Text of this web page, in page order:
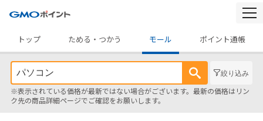
トップ
ためる・つかう モール ポイント通帳
絞り込み
※表示されている価格が最新ではない場合がございます。最新の価格はリン
ク先の商品詳細ページでご確認をお願いします。